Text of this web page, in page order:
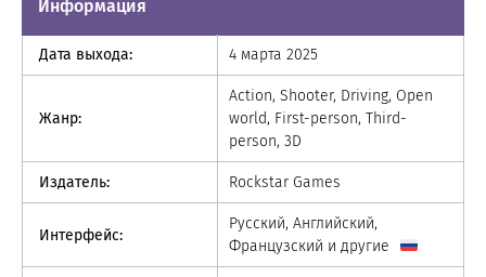
Информация
Дата выхода: 4 марта 2025
Жанр:
Action, Shooter, Driving, Open
world, First-person, Third-
person, 3D
Издатель: Rockstar Games
Интерфейс:
Русский, Английский,
Французский и другие